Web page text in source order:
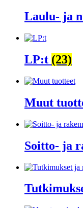
Laulu- ja
LP:t (23)
Muut
Soitto- ja